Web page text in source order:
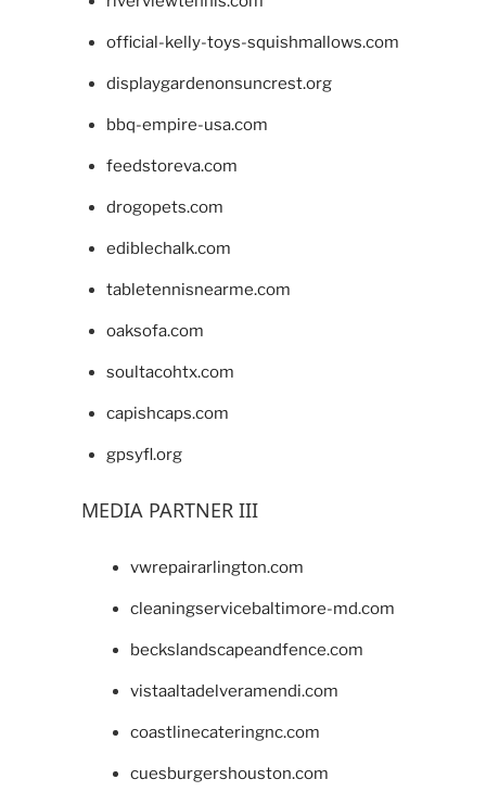
official-kelly-toys-squishmallows.com
displaygardenonsuncrest.org
bbq-empire-usa.com
feedstoreva.com
drogopets.com
ediblechalk.com
tabletennisnearme.com
oaksofa.com
soultacohtx.com
capishcaps.com
gpsyfl.org
MEDIA PARTNER III
vwrepairarlington.com
cleaningservicebaltimore-md.com
beckslandscapeandfence.com
vistaaltadelveramendi.com
coastlinecateringnc.com
cuesburgershouston.com